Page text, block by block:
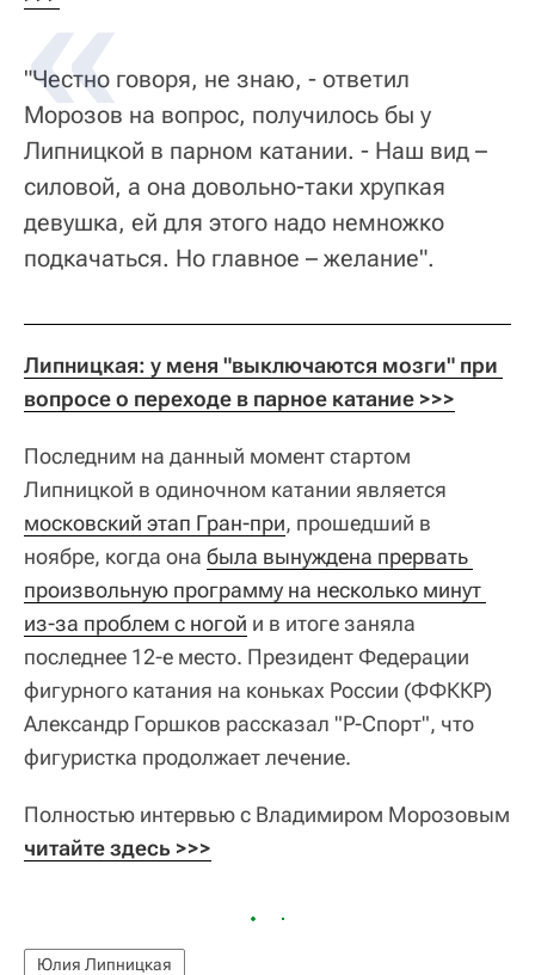
"Честно говоря, не знаю, - ответил
Морозов на вопрос, получилось бы у
Липницкой в парном катании. - Наш вид –
силовой, а она довольно-таки хрупкая
девушка, ей для этого надо немножко
подкачаться. Но главное – желание".
Липницкая: у меня "выключаются мозги" при
вопросе о переходе в парное катание >>>
Последним на данный момент стартом
Липницкой в одиночном катании является
московский этап Гран-при, прошедший в
ноябре, когда она была вынуждена прервать
произвольную программу на несколько минут
из-за проблем с ногой и в итоге заняла
последнее 12-е место. Президент Федерации
фигурного катания на коньках России (ФФККР)
Александр Горшков рассказал "Р-Спорт", что
фигуристка продолжает лечение.
Полностью интервью с Владимиром Морозовым
читайте здесь >>>
Юлия Липницкая